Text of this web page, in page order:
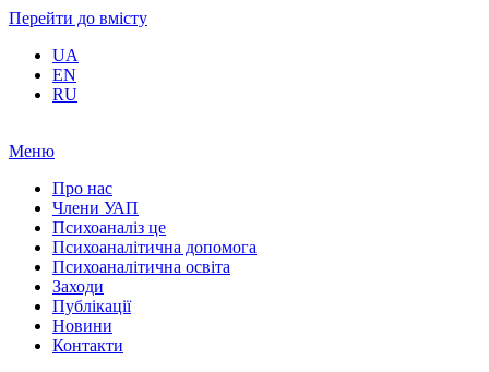
Перейти до вмісту
UA
EN
RU
Меню
Про нас
Члени УАП
Психоаналіз це
Психоаналітична допомога
Психоаналітична освіта
Заходи
Публікації
Новини
Контакти